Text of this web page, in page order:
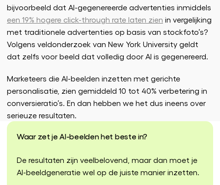
bijvoorbeeld dat AI-gegenereerde advertenties inmiddels
een 19% hogere click-through rate laten zien in vergelijking
met traditionele advertenties op basis van stockfoto’s?
Volgens veldonderzoek van New York University geldt
dat zelfs voor beeld dat volledig door AI is gegenereerd.
Marketeers die AI-beelden inzetten met gerichte
personalisatie, zien gemiddeld 10 tot 40% verbetering in
conversieratio’s. En dan hebben we het dus ineens over
serieuze resultaten.
Waar zet je AI-beelden het beste in?
De resultaten zijn veelbelovend, maar dan moet je
AI-beeldgeneratie wel op de juiste manier inzetten.